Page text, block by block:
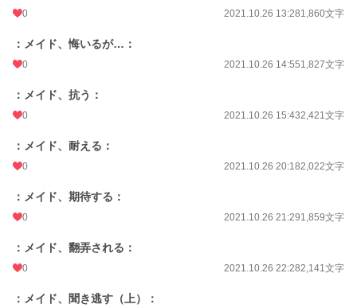
文字数
2023.05.03 12:24
初回公開日時
週間ポイント 382 pt (17,328 位)
月間ポイント
年間ポイント 7,757 pt (36,439 位)
0 2021.10.26 13:281,860文字
：メイド、悔いるが…：
0 2021.10.26 14:551,827文字
：メイド、抗う：
0 2021.10.26 15:432,421文字
：メイド、耐える：
0 2021.10.26 20:182,022文字
：メイド、期待する：
0 2021.10.26 21:291,859文字
：メイド、翻弄される：
0 2021.10.26 22:282,141文字
：メイド、聞き逃す（上）：